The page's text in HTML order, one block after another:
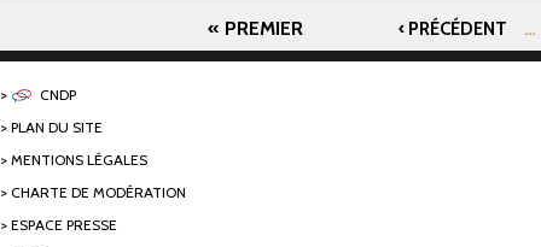
« PREMIER ‹ PRÉCÉDENT …
CNDP
PLAN DU SITE
MENTIONS LÉGALES
CHARTE DE MODÉRATION
ESPACE PRESSE